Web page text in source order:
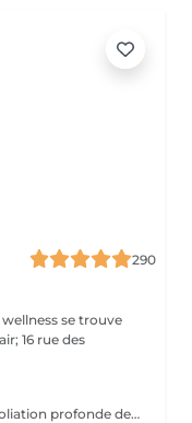
290
se trouve
16 rue des
Un beau bronzage sans soleil ! Cette exfoliation profonde de la couche externe du visage et du corps élimine les peaux mortes et les imperfections cutanées tout en favorisant une bonne circulation sanguine dans votre corps. Elle est suivie de l'application parfaite de la Voile Doré biologique de Phyt's qui se fond dans la peau pour un éclat radieux, une peau douce et souple.